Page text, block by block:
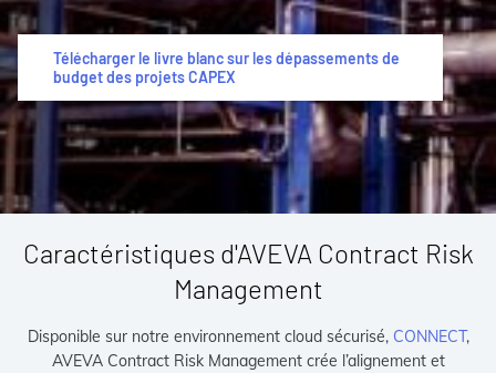
Télécharger le livre blanc sur les dépassements de
budget des projets CAPEX
Caractéristiques d'AVEVA Contract Risk
Management
Disponible sur notre environnement cloud sécurisé, CONNECT,
AVEVA Contract Risk Management crée l’alignement et